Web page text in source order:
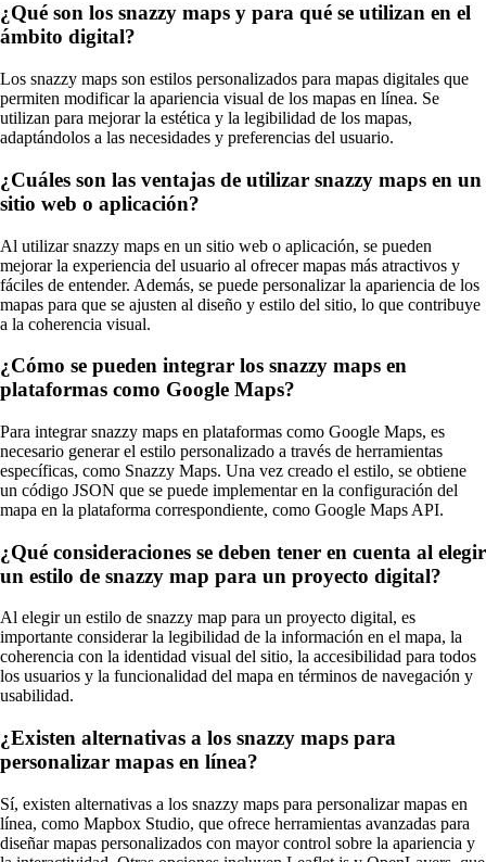
¿Qué son los snazzy maps y para qué se utilizan en el
ámbito digital?
Los snazzy maps son estilos personalizados para mapas digitales que
permiten modificar la apariencia visual de los mapas en línea. Se
utilizan para mejorar la estética y la legibilidad de los mapas,
adaptándolos a las necesidades y preferencias del usuario.
¿Cuáles son las ventajas de utilizar snazzy maps en un
sitio web o aplicación?
Al utilizar snazzy maps en un sitio web o aplicación, se pueden
mejorar la experiencia del usuario al ofrecer mapas más atractivos y
fáciles de entender. Además, se puede personalizar la apariencia de los
mapas para que se ajusten al diseño y estilo del sitio, lo que contribuye
a la coherencia visual.
¿Cómo se pueden integrar los snazzy maps en
plataformas como Google Maps?
Para integrar snazzy maps en plataformas como Google Maps, es
necesario generar el estilo personalizado a través de herramientas
específicas, como Snazzy Maps. Una vez creado el estilo, se obtiene
un código JSON que se puede implementar en la configuración del
mapa en la plataforma correspondiente, como Google Maps API.
¿Qué consideraciones se deben tener en cuenta al elegir
un estilo de snazzy map para un proyecto digital?
Al elegir un estilo de snazzy map para un proyecto digital, es
importante considerar la legibilidad de la información en el mapa, la
coherencia con la identidad visual del sitio, la accesibilidad para todos
los usuarios y la funcionalidad del mapa en términos de navegación y
usabilidad.
¿Existen alternativas a los snazzy maps para
personalizar mapas en línea?
Sí, existen alternativas a los snazzy maps para personalizar mapas en
línea, como Mapbox Studio, que ofrece herramientas avanzadas para
diseñar mapas personalizados con mayor control sobre la apariencia y